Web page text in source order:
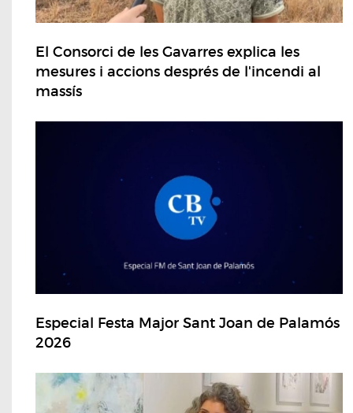
El Consorci de les Gavarres explica les
mesures i accions després de l'incendi al
massís
Especial Festa Major Sant Joan de Palamós
2026